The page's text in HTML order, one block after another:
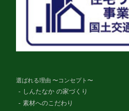
選ばれる理由 〜コンセプト〜
しんたなか の家づくり
素材へのこだわり